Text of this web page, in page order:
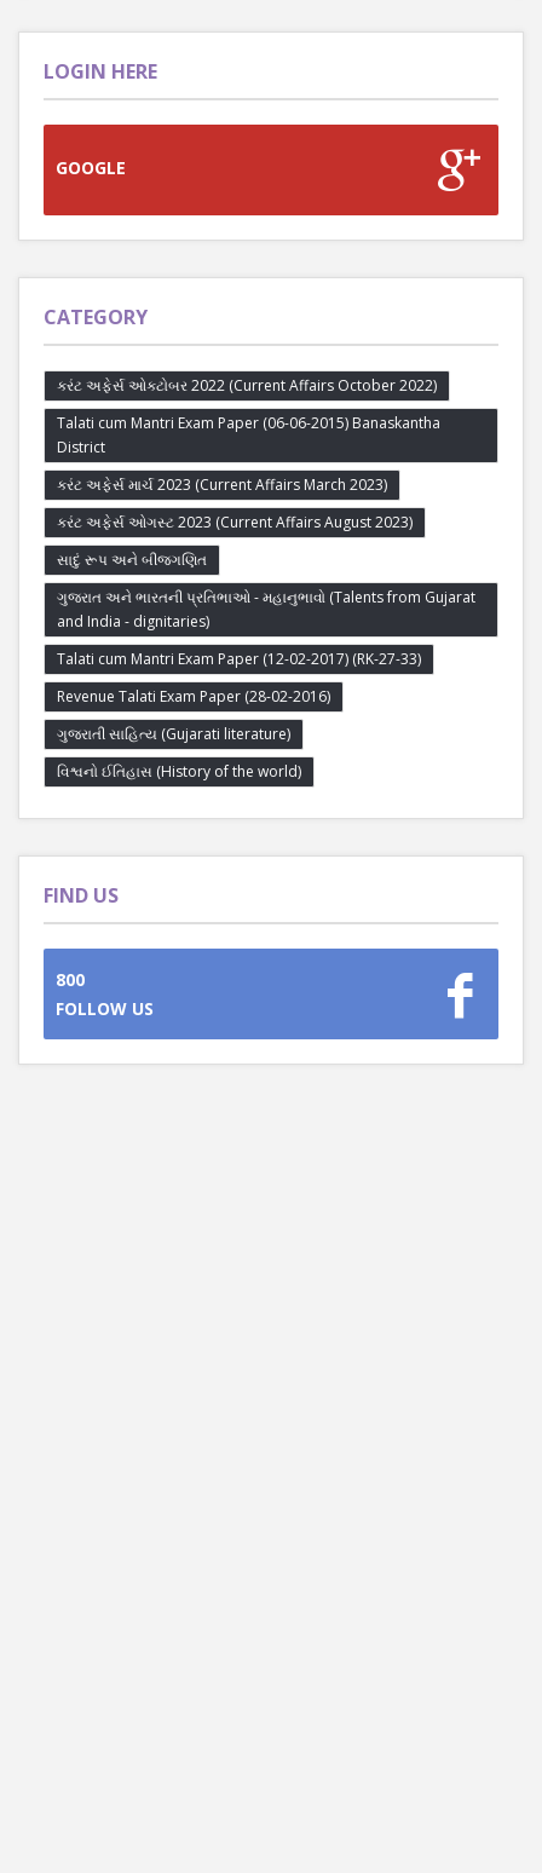
LOGIN HERE
GOOGLE
CATEGORY
કરંટ અફેર્સ ઓક્ટોબર 2022 (Current Affairs October 2022)
Talati cum Mantri Exam Paper (06-06-2015) Banaskantha
District
કરંટ અફેર્સ માર્ચ 2023 (Current Affairs March 2023)
કરંટ અફેર્સ ઓગસ્ટ 2023 (Current Affairs August 2023)
સાદું રૂપ અને બીજગણિત
ગુજરાત અને ભારતની પ્રતિભાઓ - મહાનુભાવો (Talents from Gujarat
and India - dignitaries)
Talati cum Mantri Exam Paper (12-02-2017) (RK-27-33)
Revenue Talati Exam Paper (28-02-2016)
ગુજરાતી સાહિત્ય (Gujarati literature)
વિશ્વનો ઈતિહાસ (History of the world)
FIND US
800
FOLLOW US